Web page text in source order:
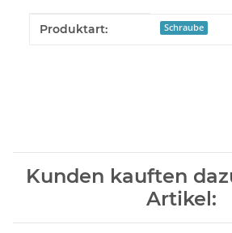
Produkteigenschaft
Wert
Produktart: Schraube
Kunden kauften
Artikel: